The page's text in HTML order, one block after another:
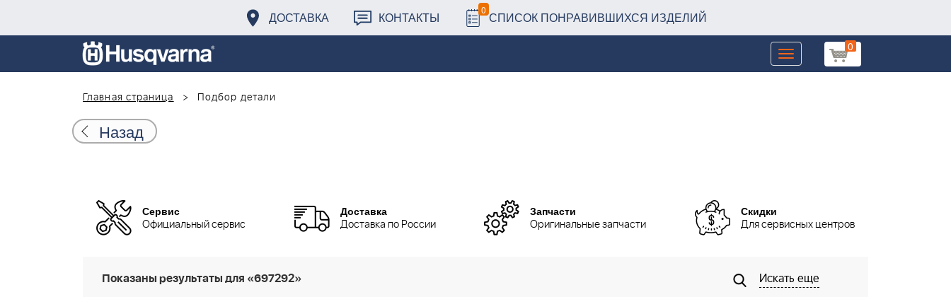
ДОСТАВКА КОНТАКТЫ 0 СПИСОК ПОНРАВИВШИХСЯ ИЗДЕЛИЙ
0
Toggle
navigation
Главная страница
Подбор детали
Назад
Сервис
Официальный сервис
Доставка
Доставка по России
Запчасти
Оригинальные запчасти
Скидки
Для сервисных центров
Показаны результаты для «697292» Искать еще